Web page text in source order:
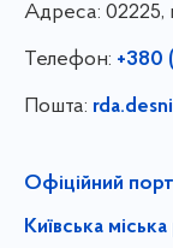
Адреса: 02225,
Телефон: +380
Пошта:
Офіційний
Київська